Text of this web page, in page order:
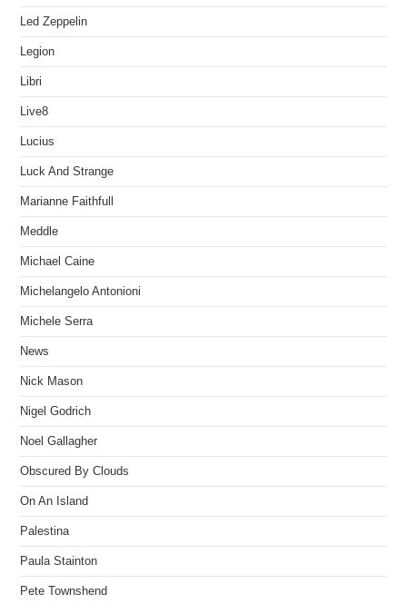
Led Zeppelin
Legion
Libri
Live8
Lucius
Luck And Strange
Marianne Faithfull
Meddle
Michael Caine
Michelangelo Antonioni
Michele Serra
News
Nick Mason
Nigel Godrich
Noel Gallagher
Obscured By Clouds
On An Island
Palestina
Paula Stainton
Pete Townshend